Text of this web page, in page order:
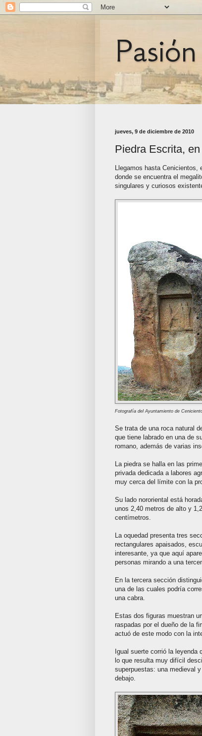
jueves, 9 de diciembre de 2010
Piedra Escrita,
Llegamos hasta Cenicientos,
donde se encuentra el
singulares y curiosos
Fotografía del Ayuntamiento de
Se trata de una roca natural
que tiene labrado en una de
romano, además de varias
La piedra se halla en las
privada dedicada a labores
muy cerca del límite con la
Su lado nororiental está
unos 2,40 metros de alto y
centímetros.
La oquedad presenta tres
rectangulares apaisados,
interesante, ya que aquí
personas mirando a una
En la tercera sección
una de las cuales podría
una cabra.
Estas dos figuras muestran
raspadas por el dueño de la
actuó de este modo con la
Igual suerte corrió la leyenda
lo que resulta muy difícil
superpuestas: una medieval
debajo.